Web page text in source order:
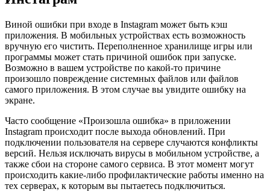
Виной ошибки при входе в Instagram может быть кэш
приложения. В мобильных устройствах есть возможность
вручную его чистить. Переполненное хранилище игры или
программы может стать причиной ошибок при запуске.
Возможно в вашем устройстве по какой-то причине
произошло повреждение системных файлов или файлов
самого приложения. В этом случае вы увидите ошибку на
экране.
Часто сообщение «Произошла ошибка» в приложении
Instagram происходит после выхода обновлений. При
подключении пользователя на сервере случаются конфликты
версий. Нельзя исключать вирусы в мобильном устройстве, а
также сбои на стороне самого сервиса. В этот момент могут
происходить какие-либо профилактические работы именно на
тех серверах, к которым вы пытаетесь подключиться.